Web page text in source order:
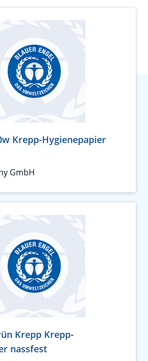
Krepp-Hygienepapier
GmbH
Krepp Krepp-
nassfest